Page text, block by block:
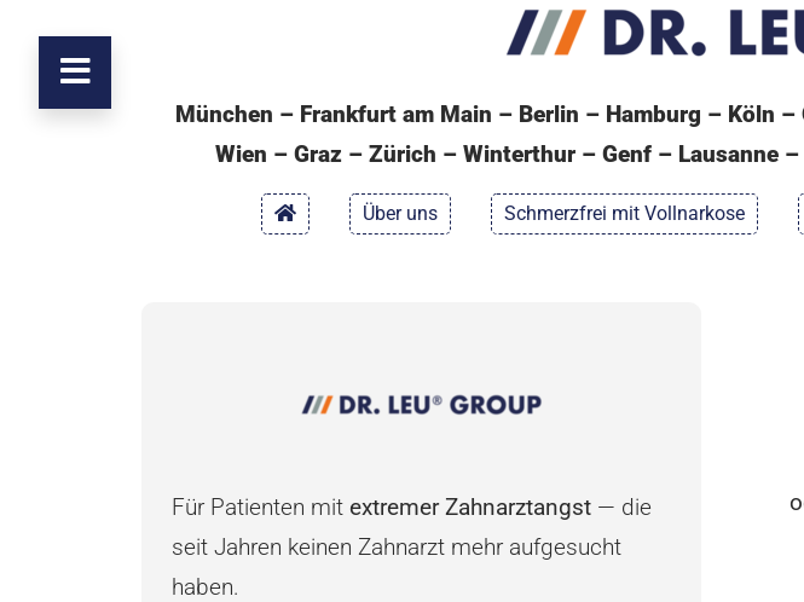
München – Frankfurt am Main – Berlin – Hamburg – Köln
Wien – Graz – Zürich – Winterthur – Genf – Lausanne
Über uns Schmerzfrei mit Vollnarkose
Für Patienten mit extremer Zahnarztangst — die
seit Jahren keinen Zahnarzt mehr aufgesucht
haben.